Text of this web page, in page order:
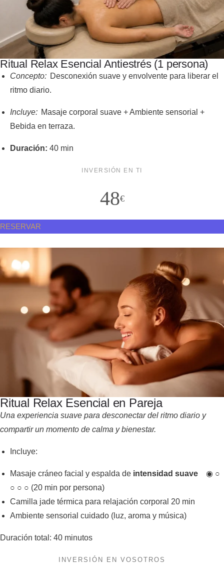
Ritual Relax Esencial Antiestrés (1 persona)
Concepto: Desconexión suave y envolvente para liberar el
ritmo diario.
Incluye: Masaje corporal suave + Ambiente sensorial +
Bebida en terraza.
Duración: 40 min
INVERSIÓN EN TI
48€
RESERVAR
Ritual Relax Esencial en Pareja
Una experiencia suave para desconectar del ritmo diario y
compartir un momento de calma y bienestar.
Incluye:
Masaje cráneo facial y espalda de intensidad suave ◉ ○
○ ○ ○ (20 min por persona)
Camilla jade térmica para relajación corporal 20 min
Ambiente sensorial cuidado (luz, aroma y música)
Duración total: 40 minutos
INVERSIÓN EN VOSOTROS